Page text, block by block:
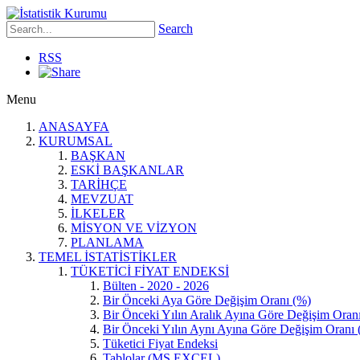
Search
RSS
Menu
ANASAYFA
KURUMSAL
BAŞKAN
ESKİ BAŞKANLAR
TARİHÇE
MEVZUAT
İLKELER
MİSYON VE VİZYON
PLANLAMA
TEMEL İSTATİSTİKLER
TÜKETİCİ FİYAT ENDEKSİ
Bülten - 2020 - 2026
Bir Önceki Aya Göre Değişim Oranı (%)
Bir Önceki Yılın Aralık Ayına Göre Değişim
Bir Önceki Yılın Aynı Ayına Göre Değişim Oranı
Tüketici Fiyat Endeksi